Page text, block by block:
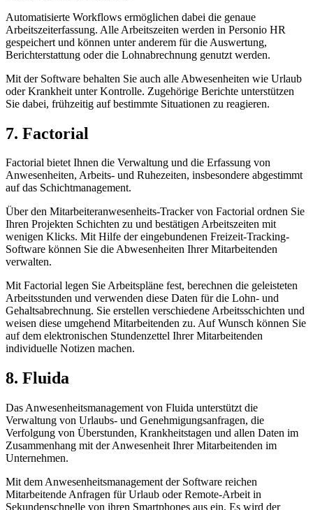
Automatisierte Workflows ermöglichen dabei die genaue
Arbeitszeiterfassung. Alle Arbeitszeiten werden in Personio HR
gespeichert und können unter anderem für die Auswertung,
Berichterstattung oder die Lohnabrechnung genutzt werden.
Mit der Software behalten Sie auch alle Abwesenheiten wie Urlaub
oder Krankheit unter Kontrolle. Zugehörige Berichte unterstützen
Sie dabei, frühzeitig auf bestimmte Situationen zu reagieren.
7. Factorial
Factorial bietet Ihnen die Verwaltung und die Erfassung von
Anwesenheiten, Arbeits- und Ruhezeiten, insbesondere abgestimmt
auf das Schichtmanagement.
Über den Mitarbeiteranwesenheits-Tracker von Factorial ordnen Sie
Ihren Projekten Schichten zu und bestätigen Arbeitszeiten mit
wenigen Klicks. Mit Hilfe der eingebundenen Freizeit-Tracking-
Software können Sie die Abwesenheiten Ihrer Mitarbeitenden
verwalten.
Mit Factorial legen Sie Arbeitspläne fest, berechnen die geleisteten
Arbeitsstunden und verwenden diese Daten für die Lohn- und
Gehaltsabrechnung. Sie erstellen verschiedene Arbeitsschichten und
weisen diese umgehend Mitarbeitenden zu. Auf Wunsch können Sie
auf dem elektronischen Stundenzettel Ihrer Mitarbeitenden
individuelle Notizen machen.
8. Fluida
Das Anwesenheitsmanagement von Fluida unterstützt die
Verwaltung von Urlaubs- und Genehmigungsanfragen, die
Verfolgung von Überstunden, Krankheitstagen und allen Daten im
Zusammenhang mit der Anwesenheit Ihrer Mitarbeitenden im
Unternehmen.
Mit dem Anwesenheitsmanagement der Software reichen
Mitarbeitende Anfragen für Urlaub oder Remote-Arbeit in
Sekundenschnelle von ihren Smartphones aus ein. Es wird der